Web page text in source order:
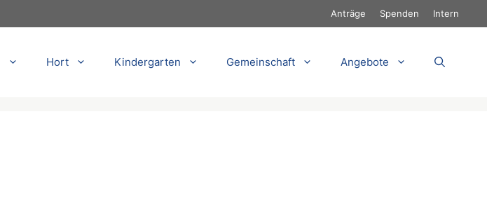
Anträge Spenden Intern
Hort Kindergarten Gemeinschaft Angebote